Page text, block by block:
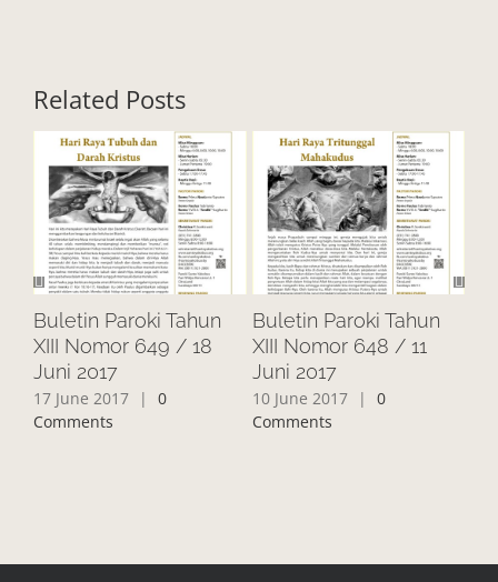
Related Posts
Buletin Paroki Tahun
XIII Nomor 649 / 18
Juni 2017
17 June 2017 |
0
Comments
Buletin Paroki Tahun
XIII Nomor 648 / 11
Juni 2017
10 June 2017 |
0
Comments